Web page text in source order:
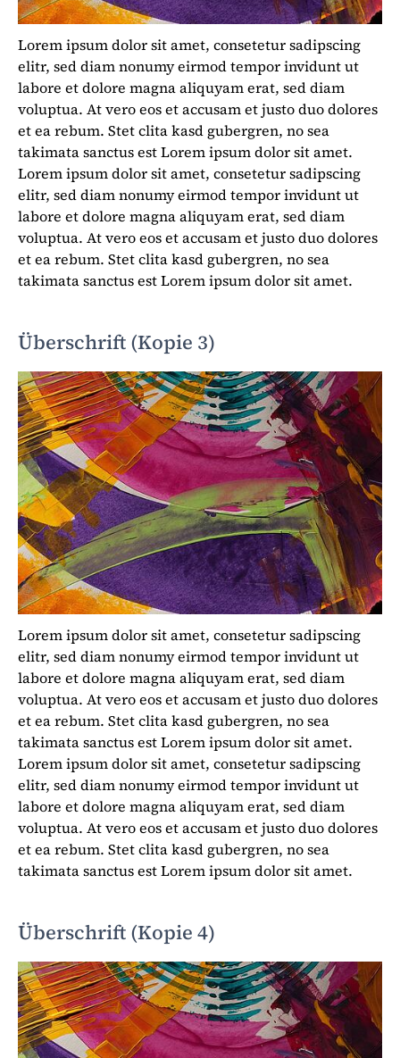
Lorem ipsum dolor sit amet, consetetur sadipscing
elitr, sed diam nonumy eirmod tempor invidunt ut
labore et dolore magna aliquyam erat, sed diam
voluptua. At vero eos et accusam et justo duo dolores
et ea rebum. Stet clita kasd gubergren, no sea
takimata sanctus est Lorem ipsum dolor sit amet.
Lorem ipsum dolor sit amet, consetetur sadipscing
elitr, sed diam nonumy eirmod tempor invidunt ut
labore et dolore magna aliquyam erat, sed diam
voluptua. At vero eos et accusam et justo duo dolores
et ea rebum. Stet clita kasd gubergren, no sea
takimata sanctus est Lorem ipsum dolor sit amet.
Überschrift (Kopie 3)
Lorem ipsum dolor sit amet, consetetur sadipscing
elitr, sed diam nonumy eirmod tempor invidunt ut
labore et dolore magna aliquyam erat, sed diam
voluptua. At vero eos et accusam et justo duo dolores
et ea rebum. Stet clita kasd gubergren, no sea
takimata sanctus est Lorem ipsum dolor sit amet.
Lorem ipsum dolor sit amet, consetetur sadipscing
elitr, sed diam nonumy eirmod tempor invidunt ut
labore et dolore magna aliquyam erat, sed diam
voluptua. At vero eos et accusam et justo duo dolores
et ea rebum. Stet clita kasd gubergren, no sea
takimata sanctus est Lorem ipsum dolor sit amet.
Überschrift (Kopie 4)